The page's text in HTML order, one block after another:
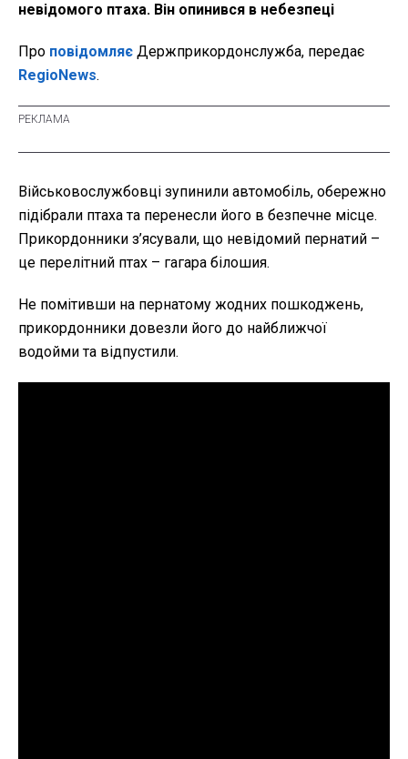
невідомого птаха. Він опинився в небезпеці
Про повідомляє Держприкордонслужба, передає
RegioNews.
Військовослужбовці зупинили автомобіль, обережно
підібрали птаха та перенесли його в безпечне місце.
Прикордонники з’ясували, що невідомий пернатий –
це перелітний птах – гагара білошия.
Не помітивши на пернатому жодних пошкоджень,
прикордонники довезли його до найближчої
водойми та відпустили.